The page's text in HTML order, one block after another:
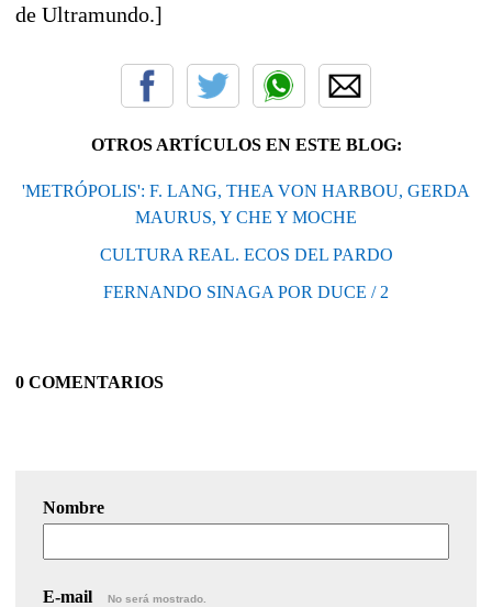
de Ultramundo.]
OTROS ARTÍCULOS EN ESTE BLOG:
'METRÓPOLIS': F. LANG, THEA VON HARBOU, GERDA
MAURUS, Y CHE Y MOCHE
CULTURA REAL. ECOS DEL PARDO
FERNANDO SINAGA POR DUCE / 2
0 COMENTARIOS
Nombre
E-mail No será mostrado.